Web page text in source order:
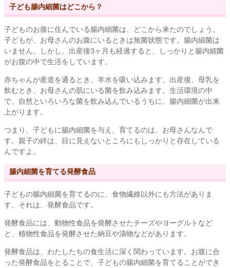
子ども腸内細菌はどこから？
子どものお腹に住んでいる腸内細菌は、どこから来たのでしょう。
子どもが、お母さんのお腹にいるときは無菌状態です。腸内細菌は
いません。しかし、出産後3ヶ月も経過すると、しっかりと腸内細菌
がお腹の中で生活をしています。
赤ちゃんが産道を通るとき、羊水を吸い込みます。出産後、母乳を
飲むとき、お母さんの肌にいる菌を飲み込みます。生活環境の中
で、自然といろいろな菌を飲み込んでいるうちに、腸内細菌が出来
上がります。
つまり、子どもに腸内細菌を与え、育てるのは、お母さんなんで
す。親子の絆は、目に見えないところにもしっかりと存在している
んですよ。
腸内細菌を育てる発酵食品
子どもの腸内細菌を育てるのに、食物繊維以外にも方法がありま
す。それは、発酵食品です。
発酵食品には、動物性食品を発酵させたチーズやヨーグルトなど
と、植物性食品を発酵させた納豆や漬物などがあります。
発酵食品は、わたしたちの食生活に深く関わっています。お腹に合
った発酵食品をとることで、子どもの腸内細菌を育てることができ